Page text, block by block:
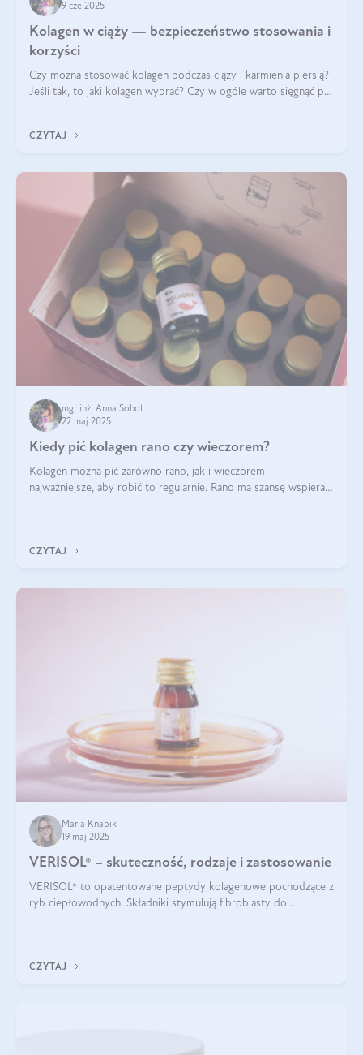
9 cze 2025
Kolagen w ciąży — bezpieczeństwo stosowania i
korzyści
Czy można stosować kolagen podczas ciąży i karmienia piersią?
Jeśli tak, to jaki kolagen wybrać? Czy w ogóle warto sięgnąć po
CZYTAJ
mgr inż. Anna Sobol
22 maj 2025
Kiedy pić kolagen rano czy wieczorem?
Kolagen można pić zarówno rano, jak i wieczorem —
najważniejsze, aby robić to regularnie. Rano ma szansę wspierać
CZYTAJ
Maria Knapik
19 maj 2025
VERISOL® – skuteczność, rodzaje i zastosowanie
VERISOL® to opatentowane peptydy kolagenowe pochodzące z
ryb ciepłowodnych. Składniki stymulują fibroblasty do
CZYTAJ